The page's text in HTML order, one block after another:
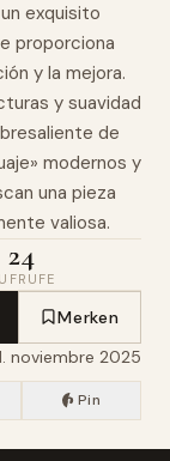
exquisito
proporciona
y la mejora.
y suavidad
de
modernos y
una pieza
valiosa.
24
Merken
noviembre 2025
Pin